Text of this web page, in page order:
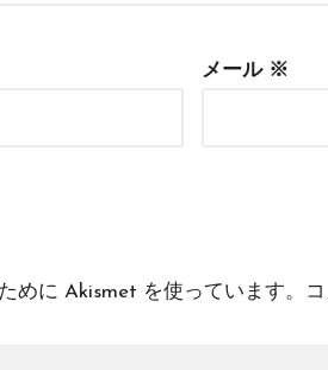
メール ※
めに Akismet を使っています。